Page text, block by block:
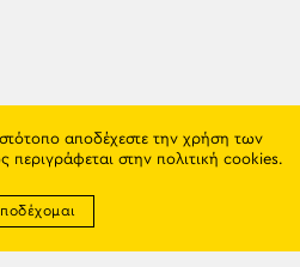
αποδέχεστε την χρήση των
περιγράφεται στην πολιτική cookies.